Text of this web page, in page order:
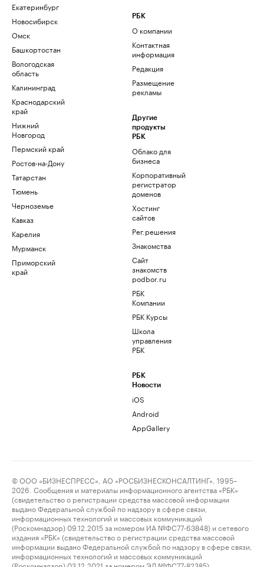
Екатеринбург
Новосибирск
Омск
Башкортостан
Вологодская
область
Калининград
Краснодарский
край
Нижний
Новгород
Пермский край
Ростов-на-Дону
Татарстан
Тюмень
Черноземье
Кавказ
Карелия
Мурманск
Приморский
край
РБК
О компании
Контактная
информация
Редакция
Размещение
рекламы
Другие
продукты
РБК
Облако для
бизнеса
Корпоративный
регистратор
доменов
Хостинг
сайтов
Рег.решения
Знакомства
Сайт
знакомств
podbor.ru
РБК
Компании
РБК Курсы
Школа
управления
РБК
РБК
Новости
iOS
Android
AppGallery
© ООО «БИЗНЕСПРЕСС», АО «РОСБИЗНЕСКОНСАЛТИНГ», 1995–
2026. Сообщения и материалы информационного агентства «РБК»
(свидетельство о регистрации средства массовой информации
выдано Федеральной службой по надзору в сфере связи,
информационных технологий и массовых коммуникаций
(Роскомнадзор) 09.12.2015 за номером ИА №ФС77-63848) и сетевого
издания «РБК» (свидетельство о регистрации средства массовой
информации выдано Федеральной службой по надзору в сфере связи,
информационных технологий и массовых коммуникаций